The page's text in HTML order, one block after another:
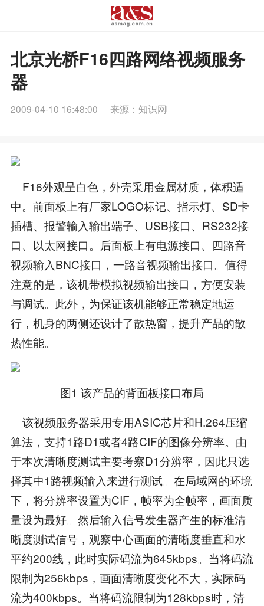
北京光桥F16四路网络视频服务
器
2009-04-10 16:48:00 来源：知识网
F16外观呈白色，外壳采用金属材质，体积适
中。前面板上有厂家LOGO标记、指示灯、SD卡
插槽、报警输入输出端子、USB接口、RS232接
口、以太网接口。后面板上有电源接口、四路音
视频输入BNC接口，一路音视频输出接口。值得
注意的是，该机带模拟视频输出接口，方便安装
与调试。此外，为保证该机能够正常稳定地运
行，机身的两侧还设计了散热窗，提升产品的散
热性能。
图1 该产品的背面板接口布局
该视频服务器采用专用ASIC芯片和H.264压缩
算法，支持1路D1或者4路CIF的图像分辨率。由
于本次清晰度测试主要考察D1分辨率，因此只选
择其中1路视频输入来进行测试。在局域网的环境
下，将分辨率设置为CIF，帧率为全帧率，画面质
量设为最好。然后输入信号发生器产生的标准清
晰度测试信号，观察中心画面的清晰度垂直和水
平约200线，此时实际码流为645kbps。当将码流
限制为256kbps，画面清晰度变化不大，实际码
流为400kbps。当将码流限制为128kbps时，清